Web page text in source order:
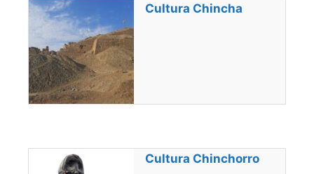
Cultura Chincha
Cultura Chinchorro